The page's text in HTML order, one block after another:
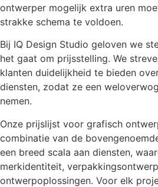
ontwerper mogelijk extra uren
strakke schema te voldoen.
Bij IQ Design Studio geloven we
het gaat om prijsstelling. We
klanten duidelijkheid te bieden
diensten, zodat ze een
nemen.
Onze prijslijst voor grafisch
combinatie van de
een breed scala aan diensten,
merkidentiteit,
ontwerpoplossingen. Voor elk